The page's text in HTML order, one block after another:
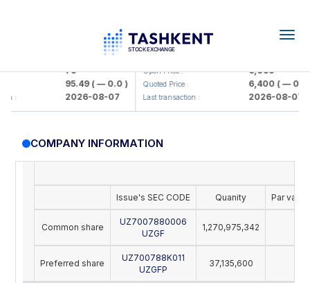
79
95.49( — 0.0 )
2026-08-07
UZMK (<O'zmetkombinat> AJ)
Open Price : 6,099
Quoted Price : 6,400( — 0.0 )
Last transaction : 2026-08-07
COMPANY INFORMATION
Issue's SEC CODE Quanity Par value
Common share
UZ7007880006
UZGF
1,270,975,342
Preferred share
UZ700788K011
UZGFP
37,135,600